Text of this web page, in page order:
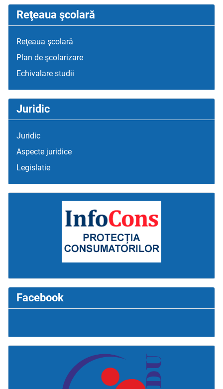
Reţeaua şcolară
Reţeaua şcolară
Plan de şcolarizare
Echivalare studii
Juridic
Juridic
Aspecte juridice
Legislatie
Facebook